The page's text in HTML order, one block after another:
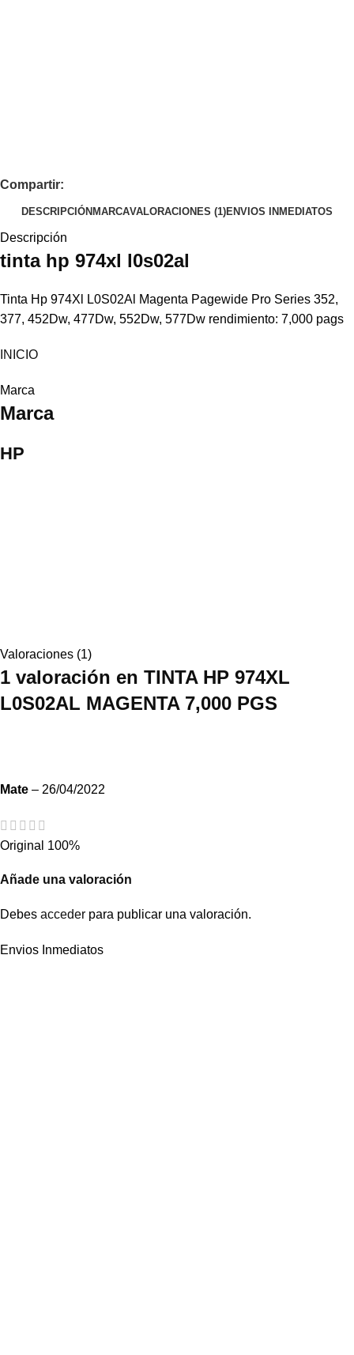
Compartir:
DESCRIPCIÓNMARCAVALORACIONES (1)ENVIOS INMEDIATOS
Descripción
tinta hp 974xl l0s02al
Tinta Hp 974Xl L0S02Al Magenta Pagewide Pro Series 352,
377, 452Dw, 477Dw, 552Dw, 577Dw rendimiento: 7,000 pags
INICIO
Marca
Marca
HP
Valoraciones (1)
1 valoración en TINTA HP 974XL
L0S02AL MAGENTA 7,000 PGS
Mate – 26/04/2022
Original 100%
Añade una valoración
Debes acceder para publicar una valoración.
Envios Inmediatos